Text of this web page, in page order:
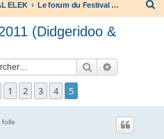
ELEK Le forum du Festival Tribal Elek
c
(Didgeridoo &
Rechercher
Précédent
1 2 3 4 5
folle